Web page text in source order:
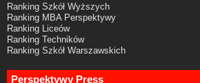
Ranking Szkół Wyższych
Ranking MBA Perspektywy
Ranking Liceów
Ranking Techników
Ranking Szkół Warszawskich
Perspektywy Press